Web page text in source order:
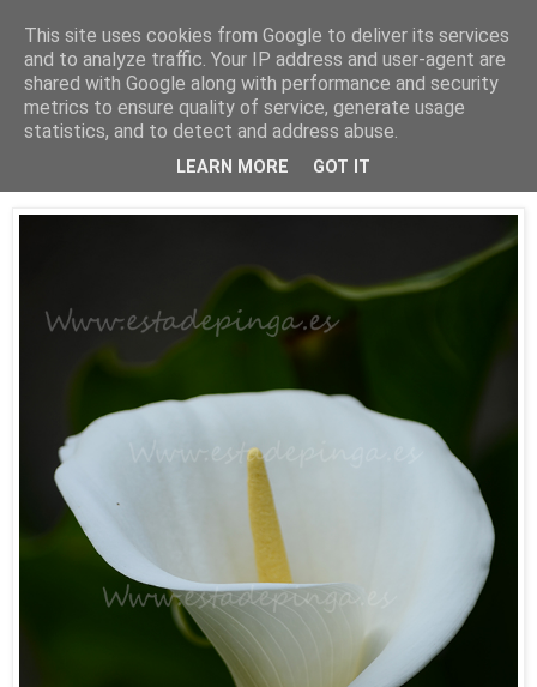
Está de pinga
8/6/16
This site uses cookies from Google to deliver its services
and to analyze traffic. Your IP address and user-agent are
shared with Google along with performance and security
metrics to ensure quality of service, generate usage
statistics, and to detect and address abuse.
LEARN MORE GOT IT